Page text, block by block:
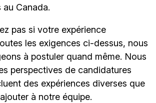
au Canada.
pas si votre expérience
les exigences ci-dessus, nous
à postuler quand même. Nous
perspectives de candidatures
des expériences diverses que
à notre équipe.